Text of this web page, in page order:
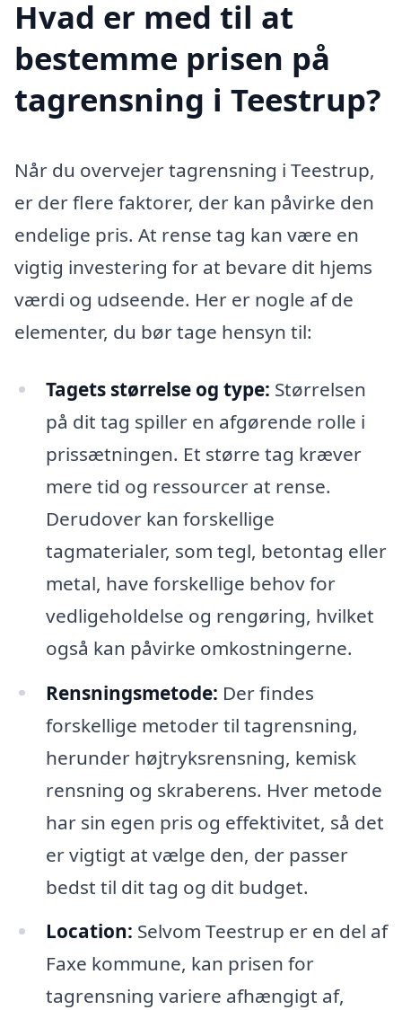
Hvad er med til at
bestemme prisen på
tagrensning i Teestrup?
Når du overvejer tagrensning i Teestrup,
er der flere faktorer, der kan påvirke den
endelige pris. At rense tag kan være en
vigtig investering for at bevare dit hjems
værdi og udseende. Her er nogle af de
elementer, du bør tage hensyn til:
Tagets størrelse og type: Størrelsen
på dit tag spiller en afgørende rolle i
prissætningen. Et større tag kræver
mere tid og ressourcer at rense.
Derudover kan forskellige
tagmaterialer, som tegl, betontag eller
metal, have forskellige behov for
vedligeholdelse og rengøring, hvilket
også kan påvirke omkostningerne.
Rensningsmetode: Der findes
forskellige metoder til tagrensning,
herunder højtryksrensning, kemisk
rensning og skraberens. Hver metode
har sin egen pris og effektivitet, så det
er vigtigt at vælge den, der passer
bedst til dit tag og dit budget.
Location: Selvom Teestrup er en del af
Faxe kommune, kan prisen for
tagrensning variere afhængigt af,